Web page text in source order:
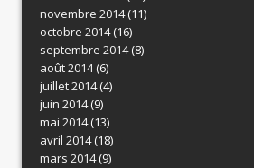
novembre 2014(11)
octobre 2014(16)
septembre 2014(8)
août 2014(6)
juillet 2014(4)
juin 2014(9)
mai 2014(13)
avril 2014(18)
mars 2014(9)